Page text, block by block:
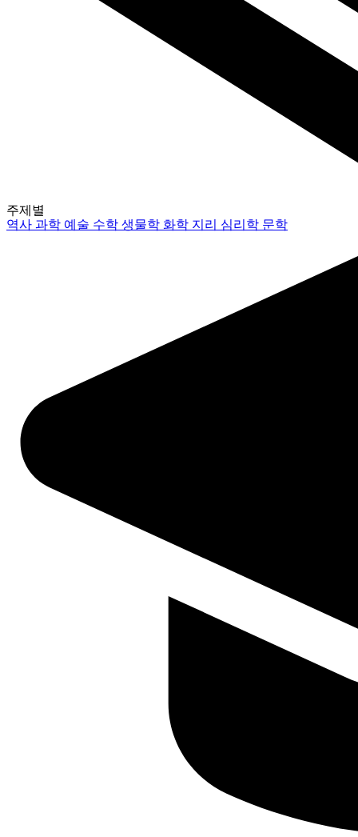
주제별
역사과학 예술 수학생물학 화학 지리 심리학 문학